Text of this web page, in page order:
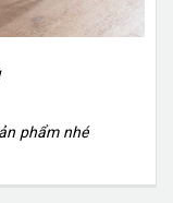
n phẩm nhé